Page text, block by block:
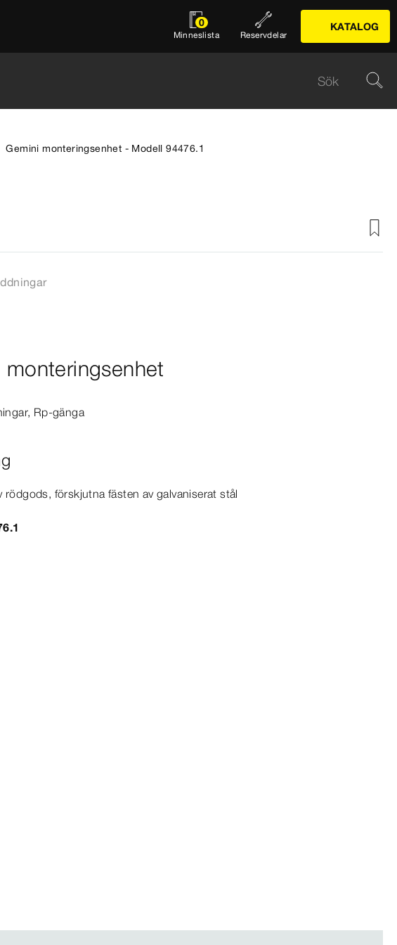
0
Minneslista Reservdelar
KATALOG
Gemini monteringsenhet - Modell 94476.1
monteringsenhet
Rp-​gänga
rödgods, förskjutna fästen av galvaniserat stål